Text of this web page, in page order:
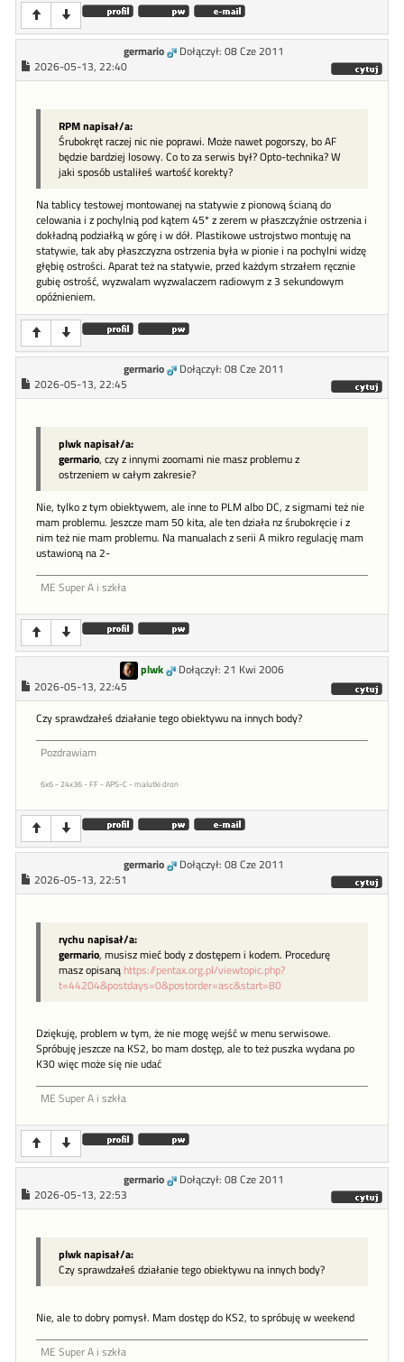
germario
Dołączył: 08 Cze 2011
2026-05-13, 22:40
RPM napisał/a:
Śrubokręt raczej nic nie poprawi. Może nawet pogorszy, bo AF
będzie bardziej losowy. Co to za serwis był? Opto-technika? W
jaki sposób ustaliłeś wartość korekty?
Na tablicy testowej montowanej na statywie z pionową ścianą do
celowania i z pochylnią pod kątem 45* z zerem w płaszczyźnie ostrzenia i
dokładną podziałką w górę i w dół. Plastikowe ustrojstwo montuję na
statywie, tak aby płaszczyzna ostrzenia była w pionie i na pochylni widzę
głębię ostrości. Aparat też na statywie, przed każdym strzałem ręcznie
gubię ostrość, wyzwalam wyzwalaczem radiowym z 3 sekundowym
opóźnieniem.
germario
Dołączył: 08 Cze 2011
2026-05-13, 22:45
plwk napisał/a:
germario, czy z innymi zoomami nie masz problemu z
ostrzeniem w całym zakresie?
Nie, tylko z tym obiektywem, ale inne to PLM albo DC, z sigmami też nie
mam problemu. Jeszcze mam 50 kita, ale ten działa nz śrubokręcie i z
nim też nie mam problemu. Na manualach z serii A mikro regulację mam
ustawioną na 2-
ME Super A i szkła
plwk
Dołączył: 21 Kwi 2006
2026-05-13, 22:45
Czy sprawdzałeś działanie tego obiektywu na innych body?
Pozdrawiam
6x6 - 24x36 - FF - APS-C - malutki dron
germario
Dołączył: 08 Cze 2011
2026-05-13, 22:51
rychu napisał/a:
germario, musisz mieć body z dostępem i kodem. Procedurę
masz opisaną https://pentax.org.pl/viewtopic.php?
t=44204&postdays=0&postorder=asc&start=80
Dziękuję, problem w tym, że nie mogę wejść w menu serwisowe.
Spróbuję jeszcze na KS2, bo mam dostęp, ale to też puszka wydana po
K30 więc może się nie udać
ME Super A i szkła
germario
Dołączył: 08 Cze 2011
2026-05-13, 22:53
plwk napisał/a:
Czy sprawdzałeś działanie tego obiektywu na innych body?
Nie, ale to dobry pomysł. Mam dostęp do KS2, to spróbuję w weekend
ME Super A i szkła